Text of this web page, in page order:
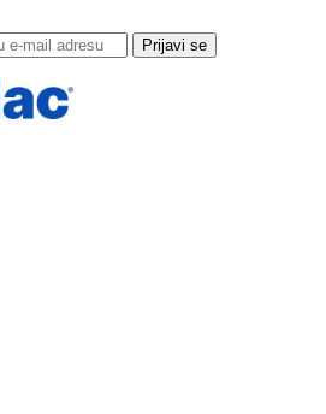
Prijavi se